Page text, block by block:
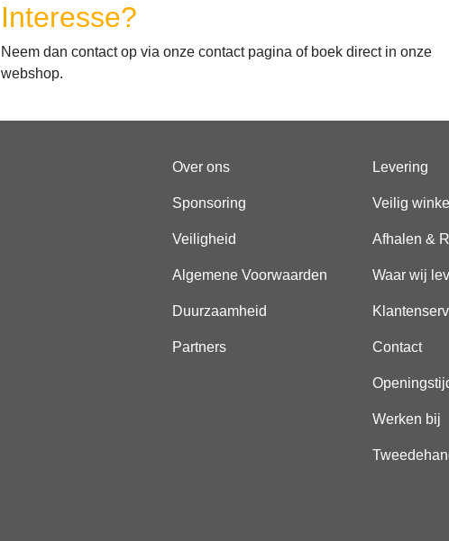
Interesse?
Neem dan contact op via onze contact pagina of boek direct in onze
webshop.
Over ons
Sponsoring
Veiligheid
Algemene Voorwaarden
Duurzaamheid
Partners
Levering
Veilig
Afhalen &
Waar wij
Contact
Werken bij